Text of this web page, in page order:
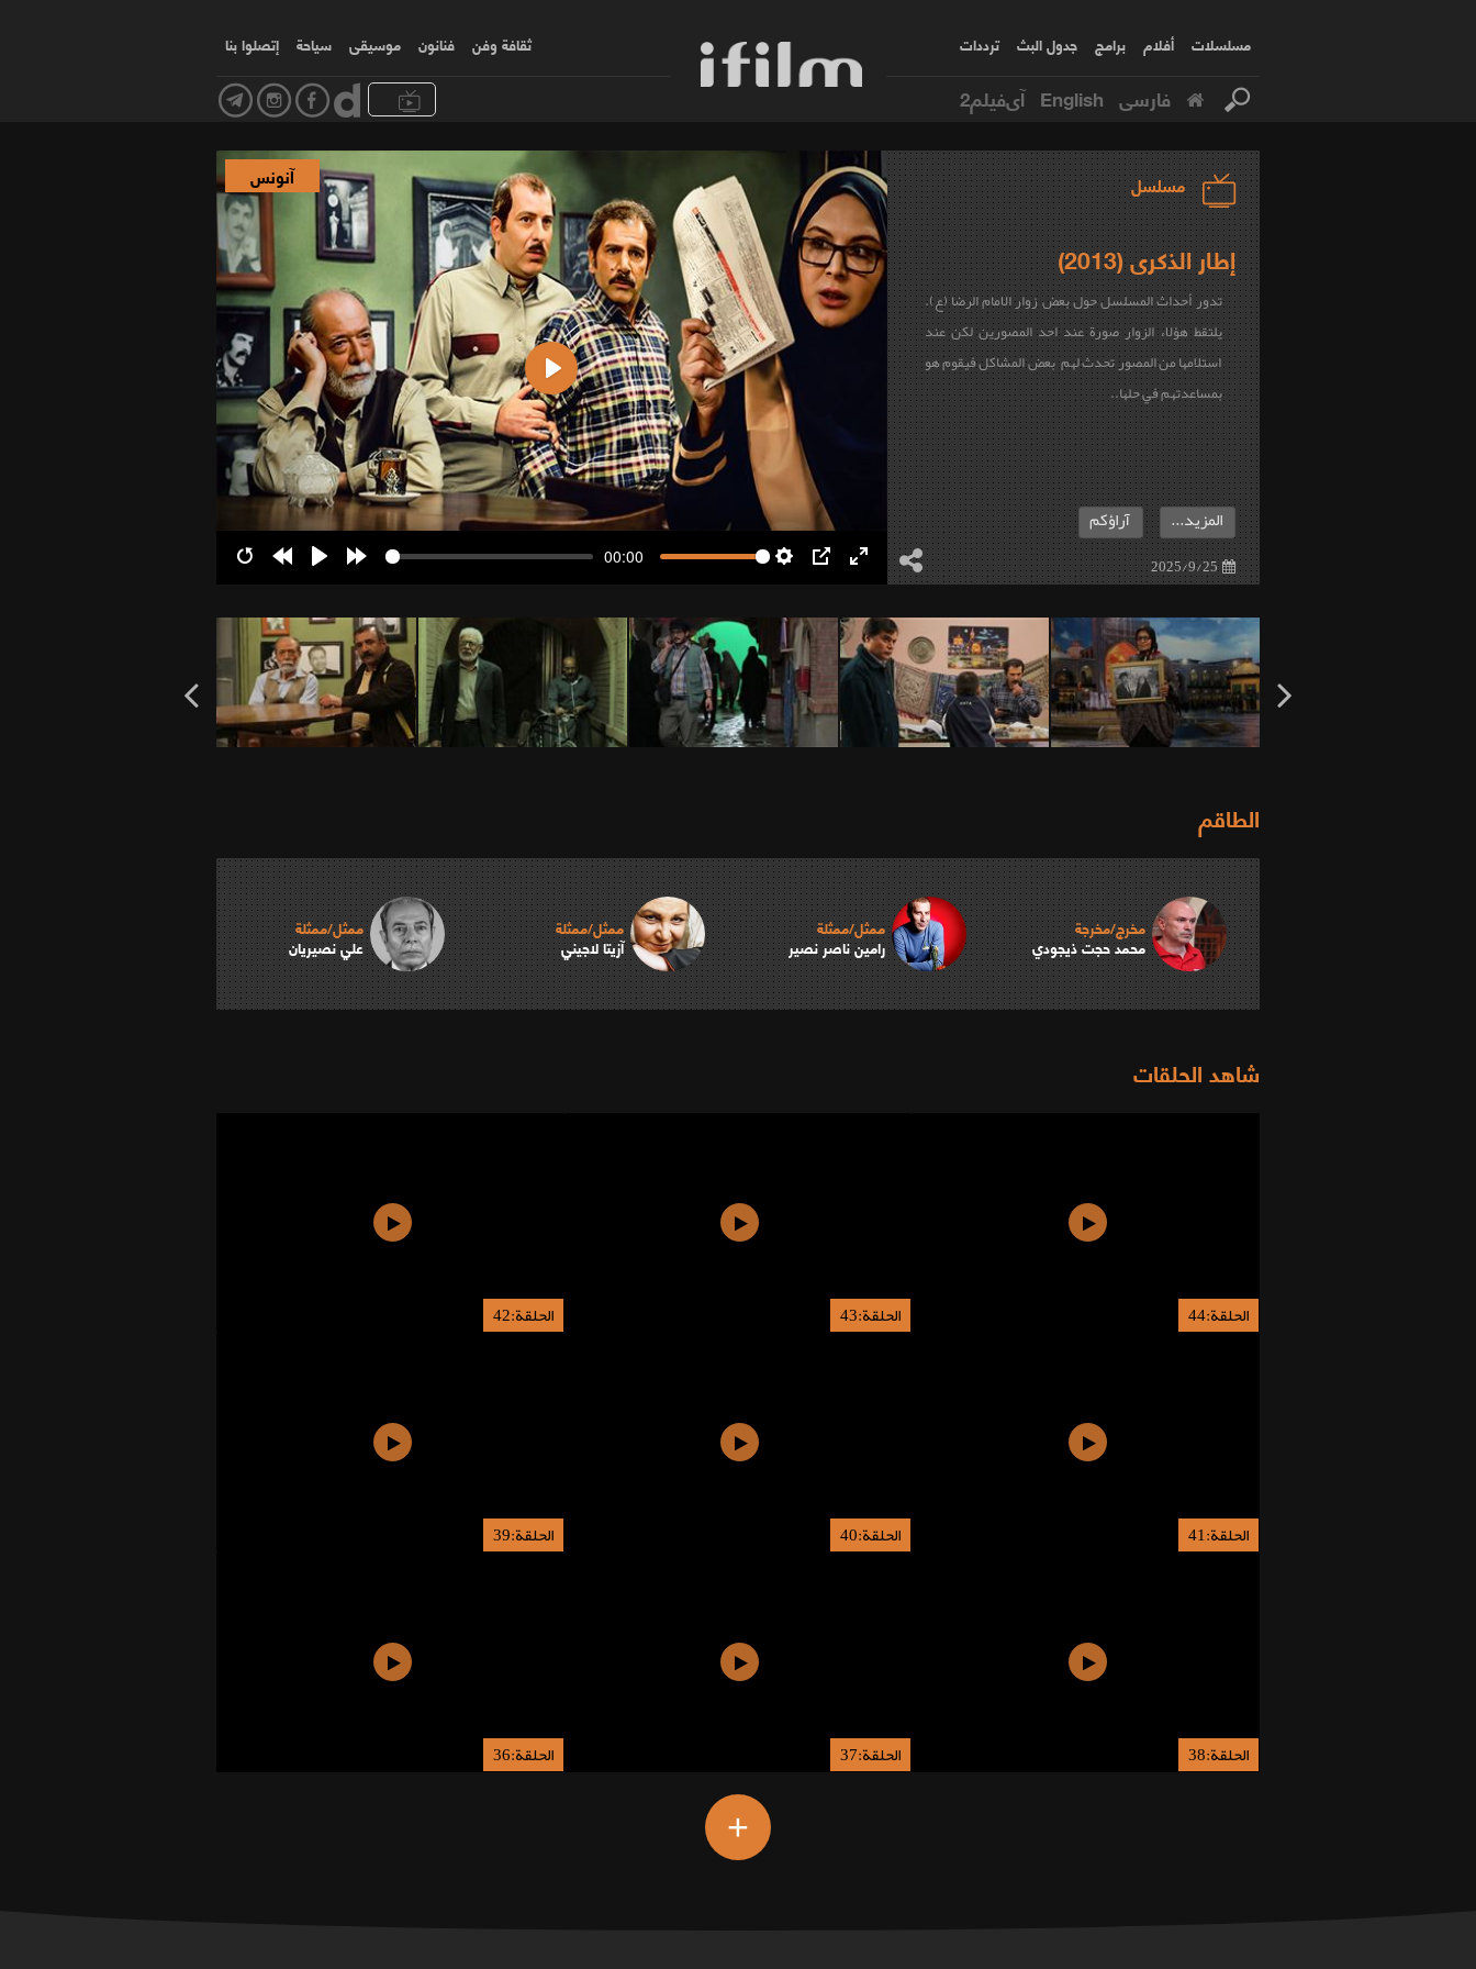
مسلسلات أفلام برامج جدول البث ترددات ثقافة وفن فنانون موسیقی سياحة إتصلوا بنا
فارسی English آی‌فیلم2
مسلسل
إطار الذكرى (2013)
تدور أحداث المسلسل حول بعض زوار الامام الرضا (ع).
يلتقط هؤلاء الزوار صورة عند احد المصورين لكن عند
استلامها من المصور تحدث لهم بعض المشاكل فيقوم هو
بمساعدتهم في حلها..
2025/9/25
المزيد... آراؤكم
00:00
Enter
fullscreen
Play
آنونس
الطاقم
مخرج/مخرجة
محمد حجت ذيجودي
ممثل/ممثلة
رامين ناصر نصير
ممثل/ممثلة
آزيتا لاجيني
ممثل/ممثلة
علي نصيريان
شاهد الحلقات
الحلقة:44 الحلقة:43 الحلقة:42
الحلقة:41 الحلقة:40 الحلقة:39
الحلقة:38 الحلقة:37 الحلقة:36
+